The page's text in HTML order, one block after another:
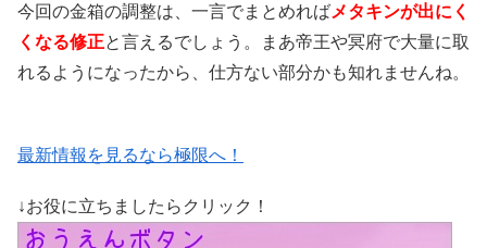
今回の金箱の調整は、一言でまとめればメタキンが出にく
くなる修正と言えるでしょう。まあ帝王や冥府で大量に取
れるようになったから、仕方ない部分かも知れませんね。
最新情報を見るなら極限へ！
↓お役に立ちましたらクリック！